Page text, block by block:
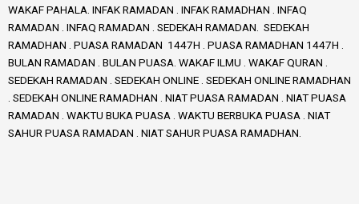
WAKAF PAHALA. INFAK RAMADAN . INFAK RAMADHAN . INFAQ
RAMADAN . INFAQ RAMADAN . SEDEKAH RAMADAN. SEDEKAH
RAMADHAN . PUASA RAMADAN 1447H . PUASA RAMADHAN 1447H .
BULAN RAMADAN . BULAN PUASA. WAKAF ILMU . WAKAF QURAN .
SEDEKAH RAMADAN . SEDEKAH ONLINE . SEDEKAH ONLINE RAMADHAN
. SEDEKAH ONLINE RAMADHAN . NIAT PUASA RAMADAN . NIAT PUASA
RAMADAN . WAKTU BUKA PUASA . WAKTU BERBUKA PUASA . NIAT
SAHUR PUASA RAMADAN . NIAT SAHUR PUASA RAMADHAN.